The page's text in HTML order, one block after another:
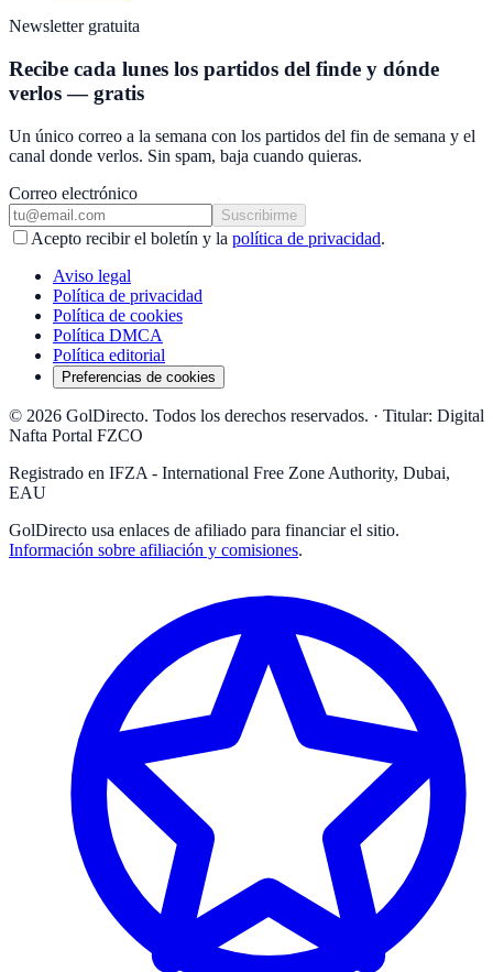
Newsletter gratuita
Recibe cada lunes los partidos del finde y dónde
verlos — gratis
Un único correo a la semana con los partidos del fin de semana y el
canal donde verlos. Sin spam, baja cuando quieras.
Correo electrónico
Suscribirme
Acepto recibir el boletín y la política de privacidad.
Aviso legal
Política de privacidad
Política de cookies
Política DMCA
Política editorial
Preferencias de cookies
© 2026 GolDirecto. Todos los derechos reservados. · Titular: Digital
Nafta Portal FZCO
Registrado en IFZA - International Free Zone Authority, Dubai,
EAU
GolDirecto usa enlaces de afiliado para financiar el sitio.
Información sobre afiliación y comisiones.